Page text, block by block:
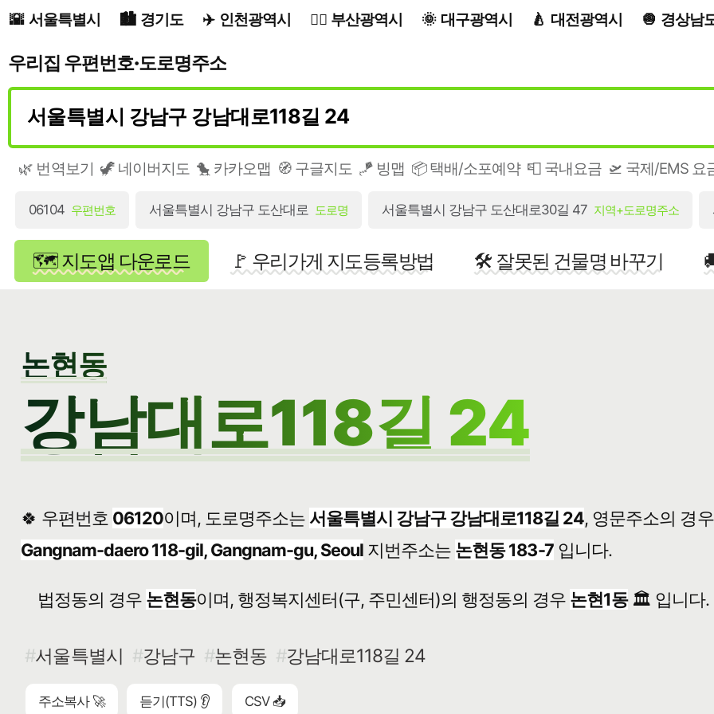
서울특별시 경기도 인천광역시 부산광역시 대구광역시 대전광역시 경상남
우리집 우편번호·도로명주소
🌿 번역보기 🦖 네이버지도 🐤 카카오맵 🧭 구글지도 🪁 빙맵 📦 택배/소포예약 📮 국내요금 🛫 국제/EMS 요
06104 우편번호 서울특별시 강남구 도산대로 도로명 서울특별시 강남구 도산대로30길 47 지역+도로명주소
🗺️ 지도앱 다운로드 🚩 우리가게 지도등록방법 🛠️ 잘못된 건물명 바꾸기
논현동
강남대로118길 24
🍀 우편번호 06120이며, 도로명주소는 서울특별시 강남구 강남대로118길 24, 영문주소의 경
Gangnam-daero 118-gil, Gangnam-gu, Seoul 지번주소는 논현동 183-7입니다.
법정동의 경우 논현동이며, 행정복지센터(구, 주민센터)의 행정동의 경우 논현1동🏛️ 입니다.
서울특별시 강남구 논현동 강남대로118길 24
주소복사 🚀 듣기(TTS) 👂 CSV 📥